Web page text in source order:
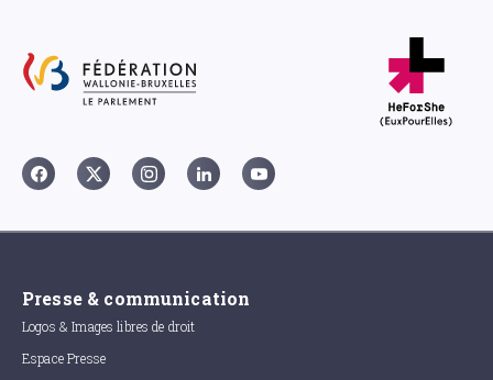
Presse & communication
Logos & Images libres de droit
Espace Presse